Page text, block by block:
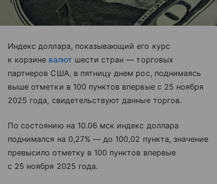
Индекс доллара, показывающий его курс
к корзине валют шести стран — торговых
партнеров США, в пятницу днем рос, поднимаясь
выше отметки в 100 пунктов впервые с 25 ноября
2025 года, свидетельствуют данные торгов.
По состоянию на 10.06 мск индекс доллара
поднимался на 0,27% — до 100,02 пункта, значение
превысило отметку в 100 пунктов впервые
с 25 ноября 2025 года.